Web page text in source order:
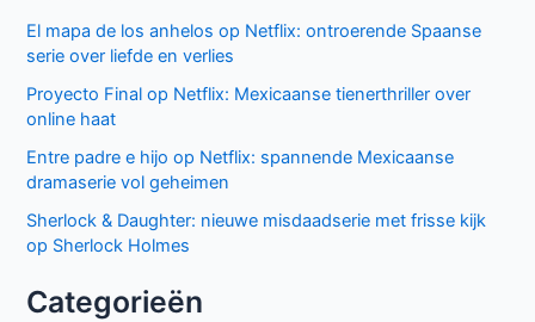
El mapa de los anhelos op Netflix: ontroerende Spaanse
serie over liefde en verlies
Proyecto Final op Netflix: Mexicaanse tienerthriller over
online haat
Entre padre e hijo op Netflix: spannende Mexicaanse
dramaserie vol geheimen
Sherlock & Daughter: nieuwe misdaadserie met frisse kijk
op Sherlock Holmes
Categorieën